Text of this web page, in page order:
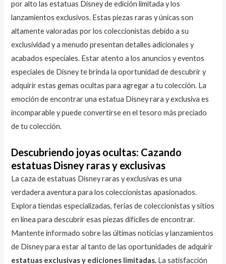
por alto las estatuas Disney de edición limitada y los
lanzamientos exclusivos. Estas piezas raras y únicas son
altamente valoradas por los coleccionistas debido a su
exclusividad y a menudo presentan detalles adicionales y
acabados especiales. Estar atento a los anuncios y eventos
especiales de Disney te brinda la oportunidad de descubrir y
adquirir estas gemas ocultas para agregar a tu colección. La
emoción de encontrar una estatua Disney rara y exclusiva es
incomparable y puede convertirse en el tesoro más preciado
de tu colección.
Descubriendo joyas ocultas: Cazando
estatuas Disney raras y exclusivas
La caza de estatuas Disney raras y exclusivas es una
verdadera aventura para los coleccionistas apasionados.
Explora tiendas especializadas, ferias de coleccionistas y sitios
en línea para descubrir esas piezas difíciles de encontrar.
Mantente informado sobre las últimas noticias y lanzamientos
de Disney para estar al tanto de las oportunidades de adquirir
estatuas exclusivas y ediciones limitadas. La satisfacción